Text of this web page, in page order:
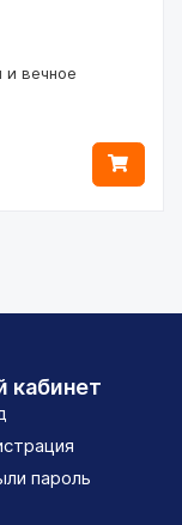
и вечное
кабинет
пароль